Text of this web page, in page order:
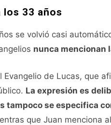
los 33 años
se volvió casi
nunca mencionan
de Lucas, que
La expresión es
tampoco se especifica
que Juan menciona